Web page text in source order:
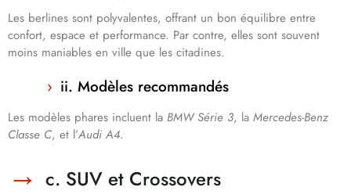
Les berlines sont polyvalentes, offrant un bon équilibre entre
confort, espace et performance. Par contre, elles sont souvent
moins maniables en ville que les citadines.
ii. Modèles recommandés
Les modèles phares incluent la BMW Série 3, la Mercedes-Benz
Classe C, et l’Audi A4.
c. SUV et Crossovers